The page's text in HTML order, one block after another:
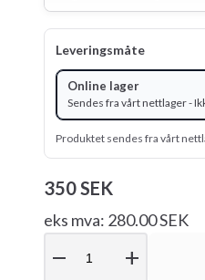
Leveringsmåte
Online lager
Sendes fra vårt nettlager -
Produktet sendes fra vårt
350 SEK
eks mva: 280.00 SEK
remove add